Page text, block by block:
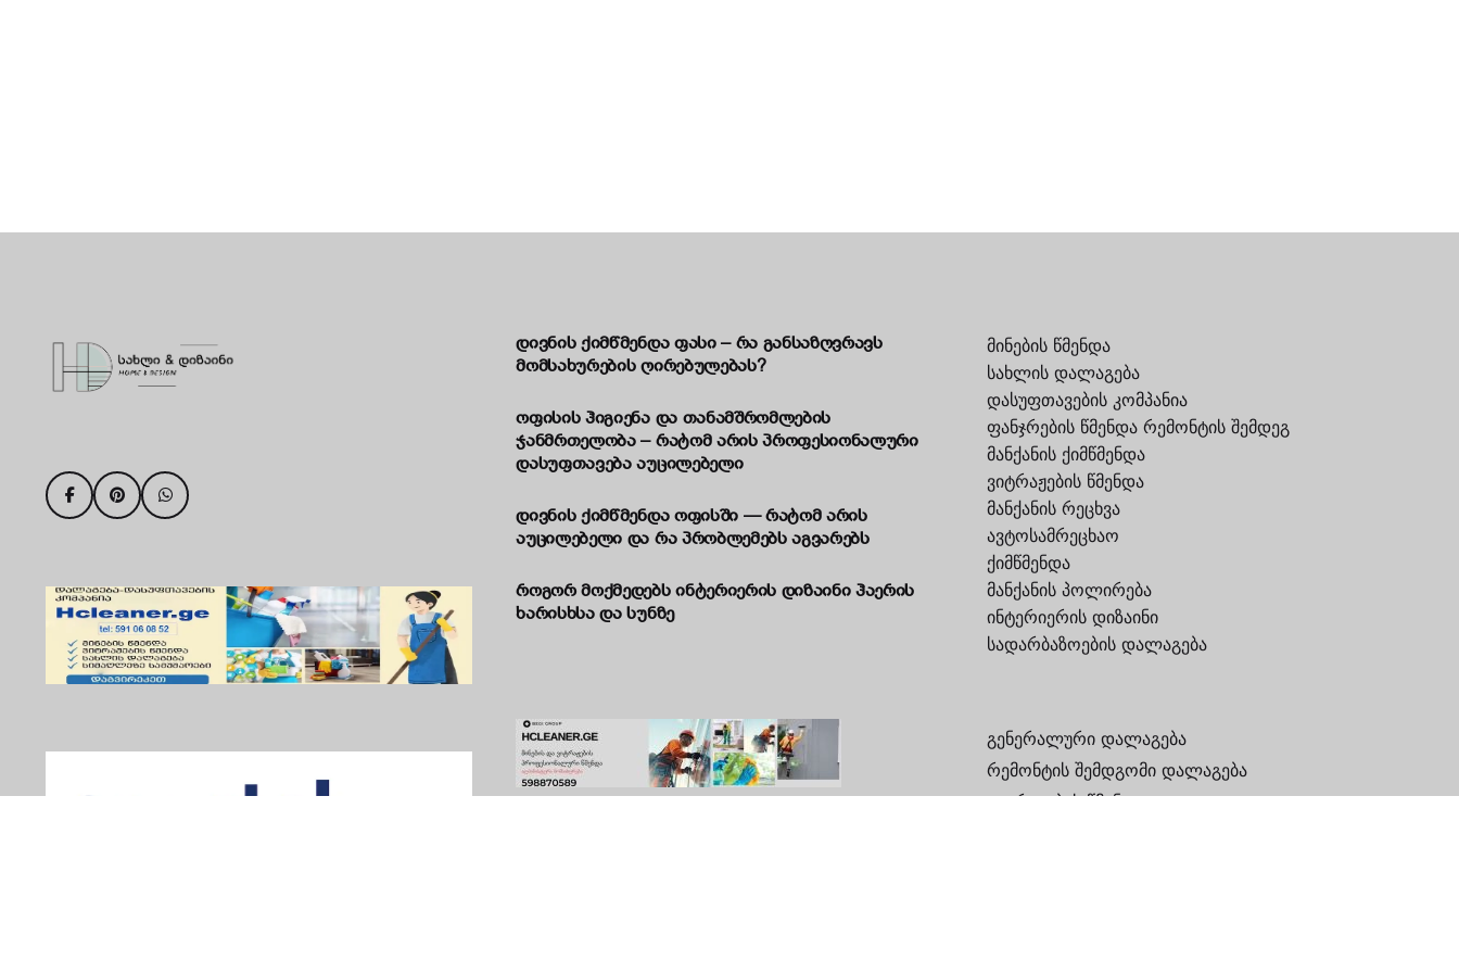
დივნის ქიმწმენდა ფასი – რა განსაზღვრავს
მომსახურების ღირებულებას?
ოფისის ჰიგიენა და თანამშრომლების
ჯანმრთელობა – რატომ არის პროფესიონალური
დასუფთავება აუცილებელი
დივნის ქიმწმენდა ოფისში — რატომ არის
აუცილებელი და რა პრობლემებს აგვარებს
როგორ მოქმედებს ინტერიერის დიზაინი ჰაერის
ხარისხსა და სუნზე
მინების წმენდა
სახლის დალაგება
დასუფთავების კომპანია
ფანჯრების წმენდა რემონტის შემდეგ
მანქანის ქიმწმენდა
ვიტრაჟების წმენდა
მანქანის რეცხვა
ავტოსამრეცხაო
ქიმწმენდა
მანქანის პოლირება
ინტერიერის დიზაინი
სადარბაზოების დალაგება
გენერალური დალაგება
რემონტის შემდგომი დალაგება
ვიტრაჟების წმენდა